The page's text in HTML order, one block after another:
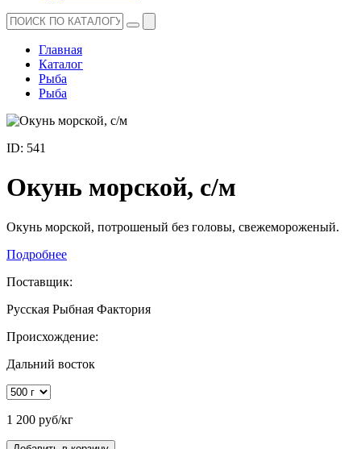
Главная
Каталог
Рыба
Рыба
ID: 541
Окунь морской, с/м
Окунь морской, потрошеный без головы, свежемороженый.
Подробнее
Поставщик:
Русская Рыбная Фактория
Происхождение:
Дальний восток
1 200 руб/кг